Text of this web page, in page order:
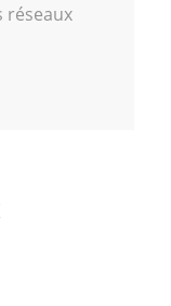
réseaux